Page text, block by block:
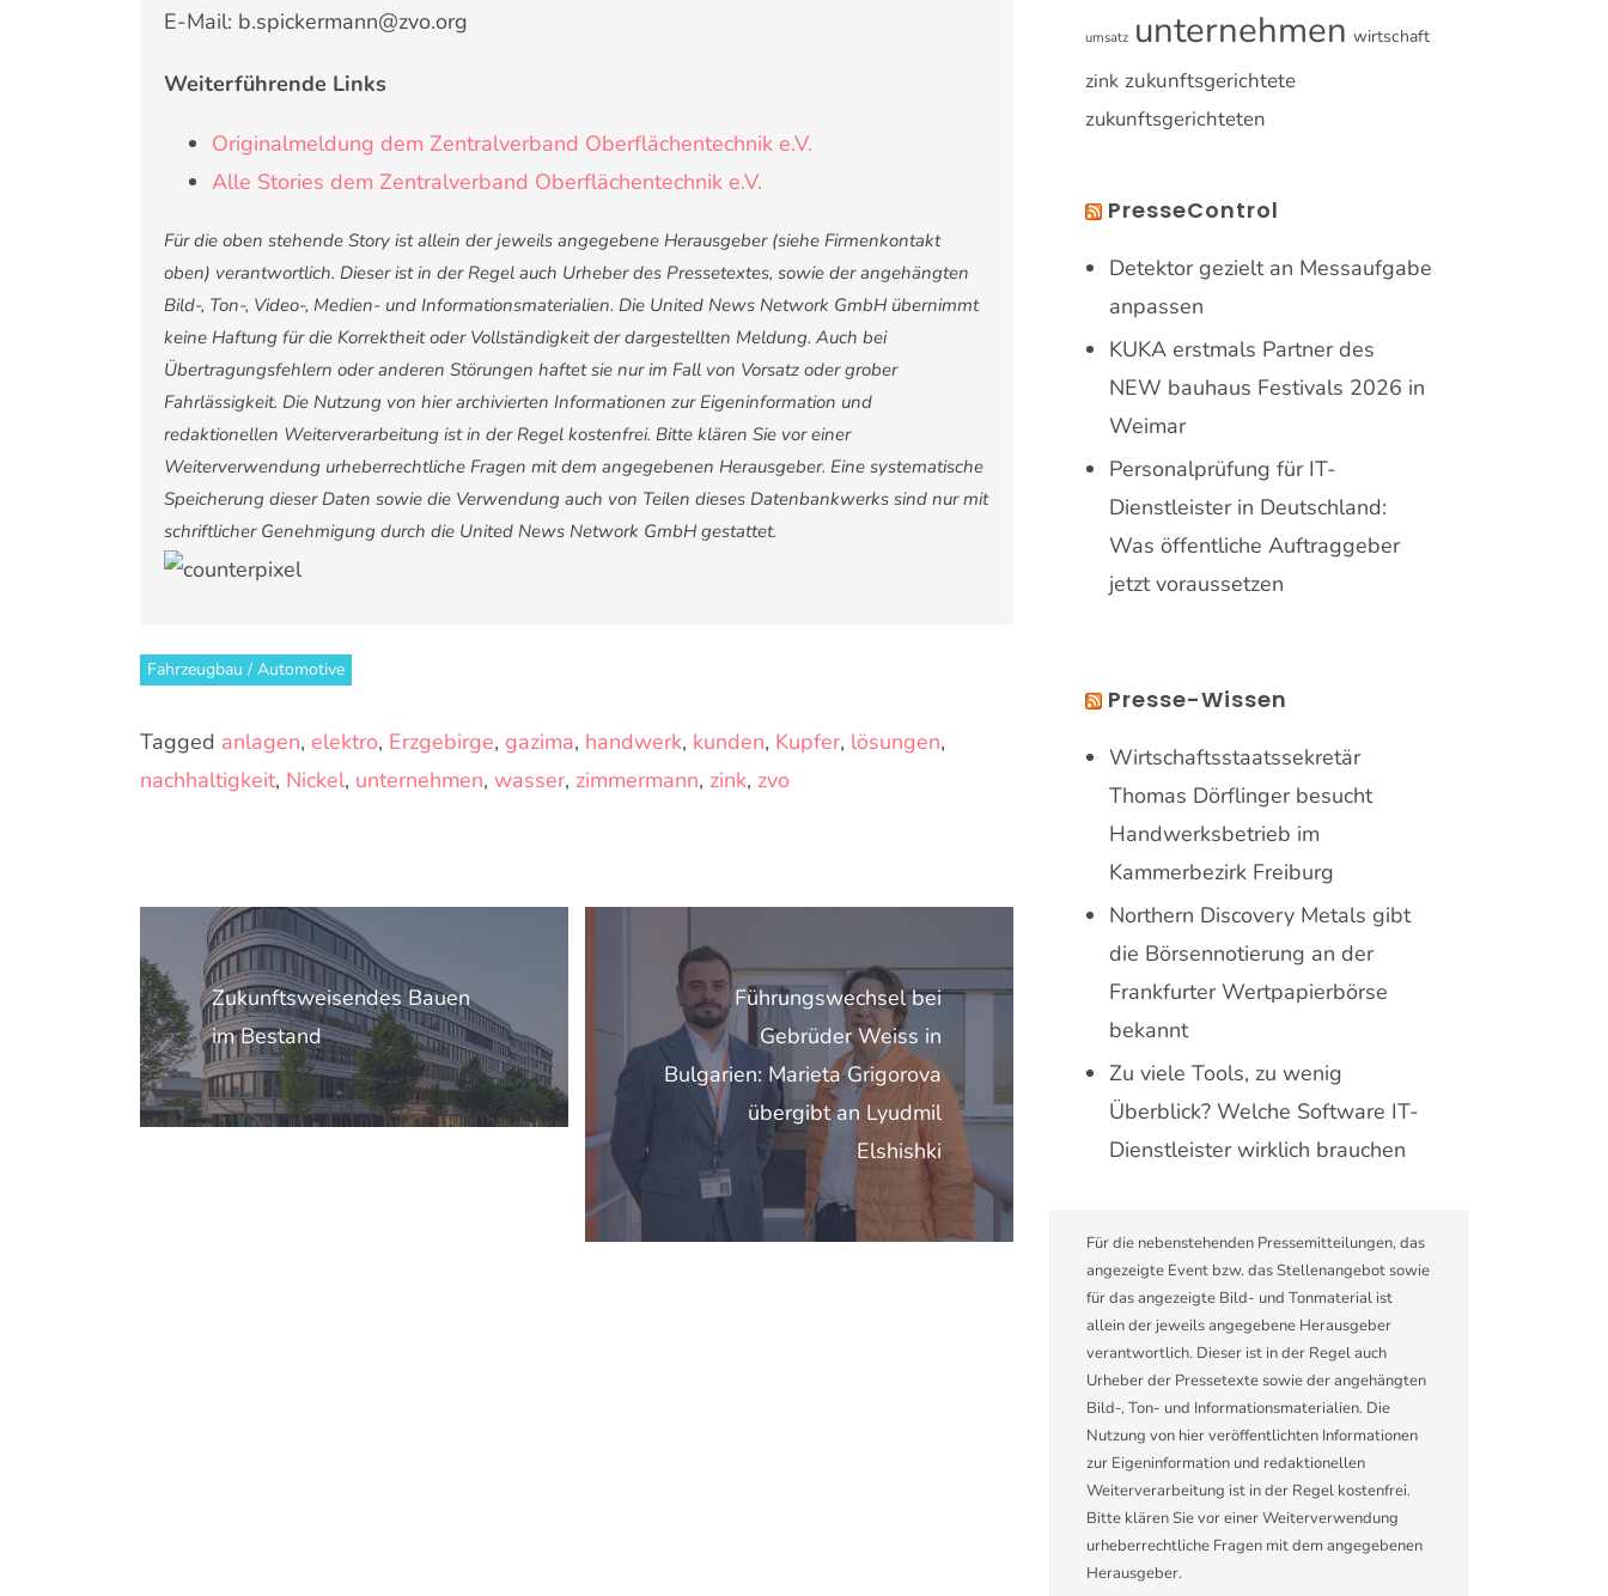
E-Mail: b.spickermann@zvo.org
Weiterführende Links
Originalmeldung dem Zentralverband Oberflächentechnik e.V.
Alle Stories dem Zentralverband Oberflächentechnik e.V.
Für die oben stehende Story ist allein der jeweils angegebene Herausgeber (siehe Firmenkontakt
oben) verantwortlich. Dieser ist in der Regel auch Urheber des Pressetextes, sowie der angehängten
Bild-, Ton-, Video-, Medien- und Informationsmaterialien. Die United News Network GmbH übernimmt
keine Haftung für die Korrektheit oder Vollständigkeit der dargestellten Meldung. Auch bei
Übertragungsfehlern oder anderen Störungen haftet sie nur im Fall von Vorsatz oder grober
Fahrlässigkeit. Die Nutzung von hier archivierten Informationen zur Eigeninformation und
redaktionellen Weiterverarbeitung ist in der Regel kostenfrei. Bitte klären Sie vor einer
Weiterverwendung urheberrechtliche Fragen mit dem angegebenen Herausgeber. Eine systematische
Speicherung dieser Daten sowie die Verwendung auch von Teilen dieses Datenbankwerks sind nur mit
schriftlicher Genehmigung durch die United News Network GmbH gestattet.
Fahrzeugbau / Automotive
Tagged anlagen, elektro, Erzgebirge, gazima, handwerk, kunden, Kupfer, lösungen,
nachhaltigkeit, Nickel, unternehmen, wasser, zimmermann, zink, zvo
Beitragsnavigation
Zukunftsweisendes Bauen
im Bestand
Führungswechsel bei
Gebrüder Weiss in
Bulgarien: Marieta Grigorova
übergibt an Lyudmil
Elshishki
umsatz unternehmen wirtschaft
zink zukunftsgerichtete
zukunftsgerichteten
PresseControl
Detektor gezielt an Messaufgabe
anpassen
KUKA erstmals Partner des
NEW bauhaus Festivals 2026 in
Weimar
Personalprüfung für IT-
Dienstleister in Deutschland:
Was öffentliche Auftraggeber
jetzt voraussetzen
Presse-Wissen
Wirtschaftsstaatssekretär
Thomas Dörflinger besucht
Handwerksbetrieb im
Kammerbezirk Freiburg
Northern Discovery Metals gibt
die Börsennotierung an der
Frankfurter Wertpapierbörse
bekannt
Zu viele Tools, zu wenig
Überblick? Welche Software IT-
Dienstleister wirklich brauchen
Für die nebenstehenden Pressemitteilungen, das
angezeigte Event bzw. das Stellenangebot sowie
für das angezeigte Bild- und Tonmaterial ist
allein der jeweils angegebene Herausgeber
verantwortlich. Dieser ist in der Regel auch
Urheber der Pressetexte sowie der angehängten
Bild-, Ton- und Informationsmaterialien. Die
Nutzung von hier veröffentlichten Informationen
zur Eigeninformation und redaktionellen
Weiterverarbeitung ist in der Regel kostenfrei.
Bitte klären Sie vor einer Weiterverwendung
urheberrechtliche Fragen mit dem angegebenen
Herausgeber.